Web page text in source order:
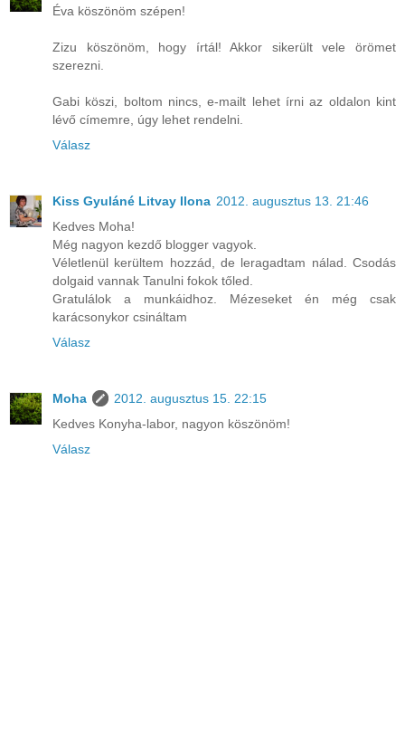
Éva köszönöm szépen!
Zizu köszönöm, hogy írtál! Akkor sikerült vele örömet
szerezni.
Gabi köszi, boltom nincs, e-mailt lehet írni az oldalon kint
lévő címemre, úgy lehet rendelni.
Válasz
Kiss Gyuláné Litvay Ilona 2012. augusztus 13. 21:46
Kedves Moha!
Még nagyon kezdő blogger vagyok.
Véletlenül kerültem hozzád, de leragadtam nálad. Csodás
dolgaid vannak Tanulni fokok tőled.
Gratulálok a munkáidhoz. Mézeseket én még csak
karácsonykor csináltam
Válasz
Moha
2012. augusztus 15. 22:15
Kedves Konyha-labor, nagyon köszönöm!
Válasz